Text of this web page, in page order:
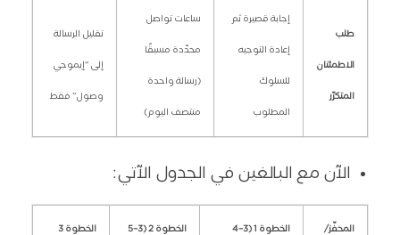
طلب
الاطمئنان
المتكرّر
إجابة قصيرة ثم
إعادة التوجيه
للسلوك
المطلوب
ساعات تواصل
محدّدة مسبقًا
(رسالة واحدة
منتصف اليوم)
تقليل الرسالة
إلى “إيموجي
وصول” فقط
الآن مع البالغين في الجدول الآتي:
المحفّز/ الخطوة 1 (3–4 الخطوة 2 (3–5 الخطوة 3